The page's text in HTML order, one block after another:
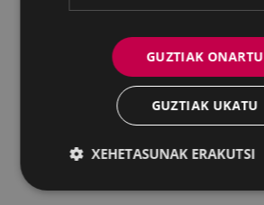
GUZTIAK ONARTU
GUZTIAK UKATU
XEHETASUNAK ERAKUTSI